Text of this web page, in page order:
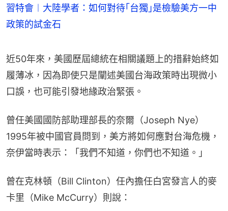
習特會︱大陸學者：如何對待｢台獨｣是檢驗美方一中
政策的試金石
近50年來，美國歷屆總統在相關議題上的措辭始終如
履薄冰，因為即使只是闡述美國台海政策時出現微小
口誤，也可能引發地緣政治緊張。
曾任美國國防部助理部長的奈爾（Joseph Nye）
1995年被中國官員問到，美方將如何應對台海危機，
奈伊當時表示：「我們不知道，你們也不知道。」
曾在克林頓（Bill Clinton）任內擔任白宮發言人的麥
卡里（Mike McCurry）則說：